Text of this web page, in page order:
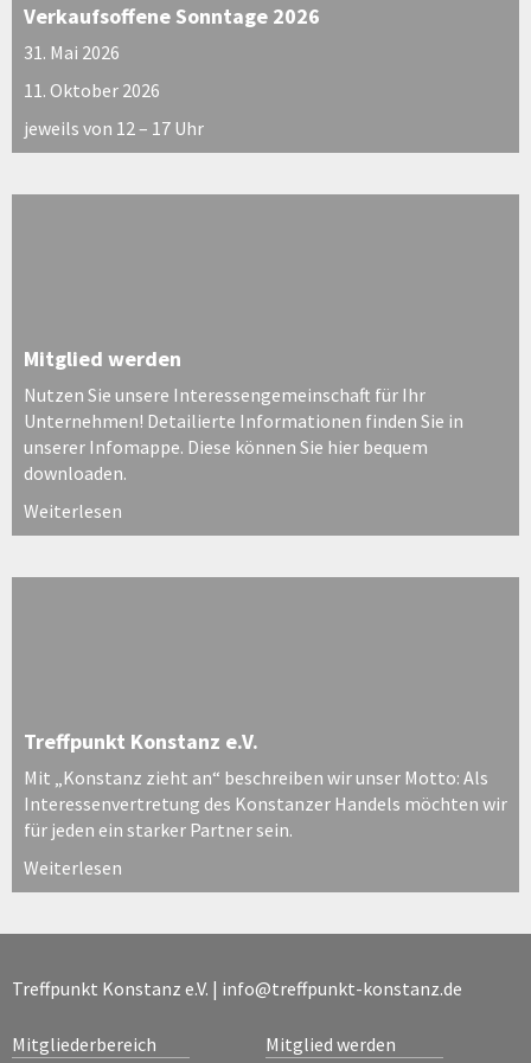
Verkaufsoffene Sonntage 2026
31. Mai 2026
11. Oktober 2026
jeweils von 12 – 17 Uhr
Mitglied werden
Nutzen Sie unsere Interessengemeinschaft für Ihr
Unternehmen! Detailierte Informationen finden Sie in
unserer Infomappe. Diese können Sie hier bequem
downloaden.
Weiterlesen
Treffpunkt Konstanz e.V.
Mit „Konstanz zieht an“ beschreiben wir unser Motto: Als
Interessenvertretung des Konstanzer Handels möchten wir
für jeden ein starker Partner sein.
Weiterlesen
Treffpunkt Konstanz e.V. | info@treffpunkt-konstanz.de
Mitgliederbereich Mitglied werden